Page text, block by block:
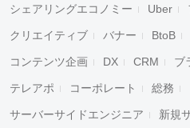
シェアリングエコノミー Uber
クリエイティブ バナー BtoB
コンテンツ企画 DX CRM ブ
テレアポ コーポレート 総務
サーバーサイドエンジニア 新規